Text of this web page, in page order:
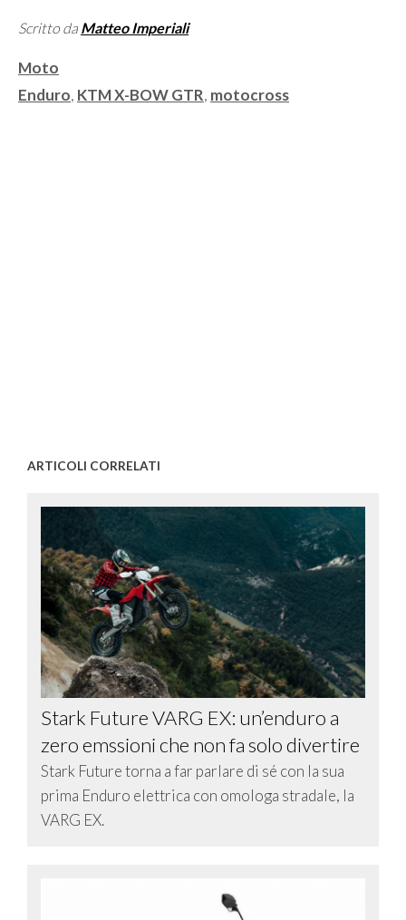
Scritto da Matteo Imperiali
Categorie
Moto
Tag
Enduro, KTM X-BOW GTR, motocross
ARTICOLI CORRELATI
Stark Future VARG EX: un’enduro a
zero emssioni che non fa solo divertire
Stark Future torna a far parlare di sé con la sua
prima Enduro elettrica con omologa stradale, la
VARG EX.